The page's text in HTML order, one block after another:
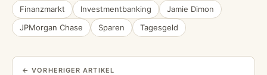
Finanzmarkt
Investmentbanking
Jamie Dimon
JPMorgan Chase
Sparen Tagesgeld
← VORHERIGER ARTIKEL